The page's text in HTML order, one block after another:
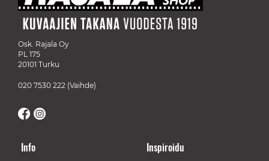
Osk. Rajala Oy
PL 175
20101 Turku
020 7530 222 (Vaihde)
Info Inspiroidu